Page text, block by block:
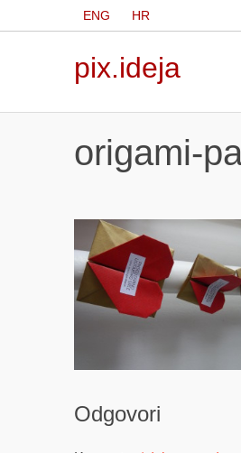
ENG HR
pix.ideja
origami-
Odgovori